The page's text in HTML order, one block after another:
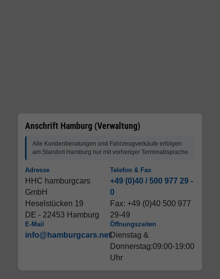
Anschrift Hamburg (Verwaltung)
Alle Kundenberatungen und Fahrzeugverkäufe erfolgen
am Standort Hamburg nur mit vorheriger Terminabsprache
Adresse
HHC hamburgcars
GmbH
Heselstücken 19
DE - 22453 Hamburg
Telefon & Fax
+49 (0)40 / 500 977 29 -
0
Fax: +49 (0)40 500 977
29-49
E-Mail
info@hamburgcars.net
Öffnungszeiten
Dienstag &
Donnerstag:09:00-19:00
Uhr